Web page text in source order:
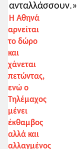
ανταλλάσσουν.»
Η Αθηνά
αρνείται
το δώρο
και
χάνεται
πετώντας,
ενώ ο
Τηλέμαχος
μένει
έκθαμβος
αλλά και
αλλαγμένος